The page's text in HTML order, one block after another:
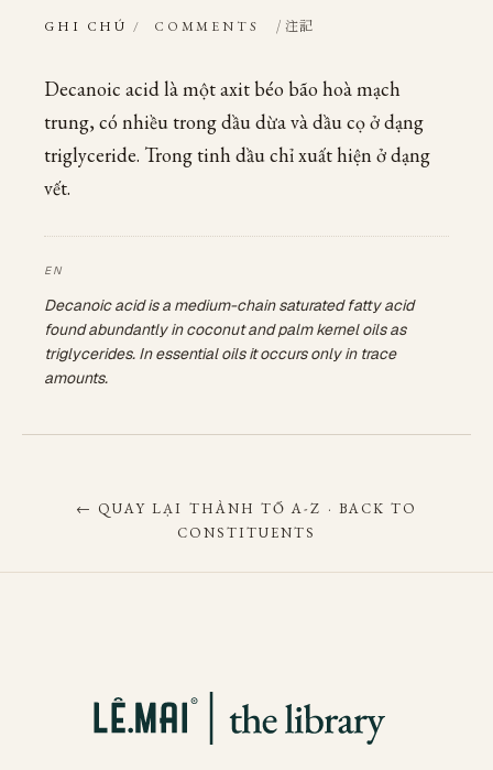
GHI CHÚ/ COMMENTS / 注記
Decanoic acid là một axit béo bão hoà mạch
trung, có nhiều trong dầu dừa và dầu cọ ở dạng
triglyceride. Trong tinh dầu chỉ xuất hiện ở dạng
vết.
Decanoic acid is a medium-chain saturated fatty acid
found abundantly in coconut and palm kernel oils as
triglycerides. In essential oils it occurs only in trace
amounts.
← QUAY LẠI THÀNH TỐ A-Z · BACK TO
CONSTITUENTS